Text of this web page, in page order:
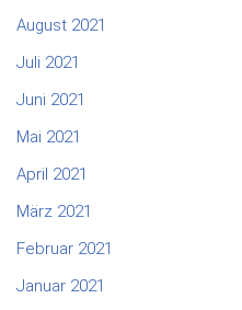
August 2021
Juli 2021
Juni 2021
Mai 2021
April 2021
März 2021
Februar 2021
Januar 2021